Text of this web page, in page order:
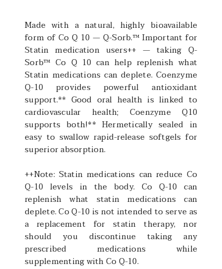
Made with a natural, highly bioavailable
form of Co Q 10 — Q-Sorb.™ Important for
Statin medication users++ — taking Q-
Sorb™ Co Q 10 can help replenish what
Statin medications can deplete. Coenzyme
Q-10 provides powerful antioxidant
support.** Good oral health is linked to
cardiovascular health; Coenzyme Q10
supports both!** Hermetically sealed in
easy to swallow rapid-release softgels for
superior absorption.
++Note: Statin medications can reduce Co
Q-10 levels in the body. Co Q-10 can
replenish what statin medications can
deplete. Co Q-10 is not intended to serve as
a replacement for statin therapy, nor
should you discontinue taking any
prescribed medications while
supplementing with Co Q-10.